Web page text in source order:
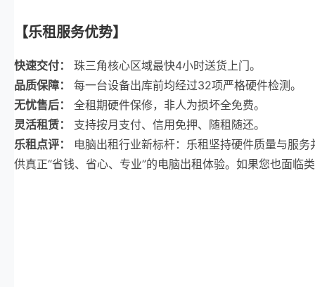
【乐租服务优势】
快速交付：
珠三角核心区域最快4小时送货上门。
品质保障：
每一台设备出库前均经过32项严格硬件检测。
无忧售后：
全租期硬件保修，非人为损坏全免费。
灵活租赁：
支持按月支付、信用免押、随租随还。
乐租点评：
电脑出租行业新标杆：乐租坚持硬件质量与服
供真正“省钱、省心、专业”的电脑出租体验。如果您也面